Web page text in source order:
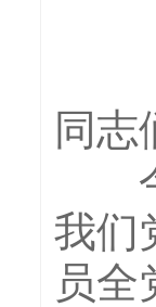
同志
今
我们
员